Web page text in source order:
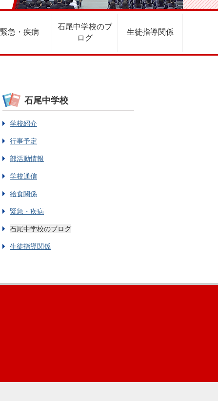
緊急・疾病
石尾中学校のブ
ログ
生徒指導関係
石尾中学校
学校紹介
行事予定
部活動情報
学校通信
給食関係
緊急・疾病
石尾中学校のブログ
生徒指導関係